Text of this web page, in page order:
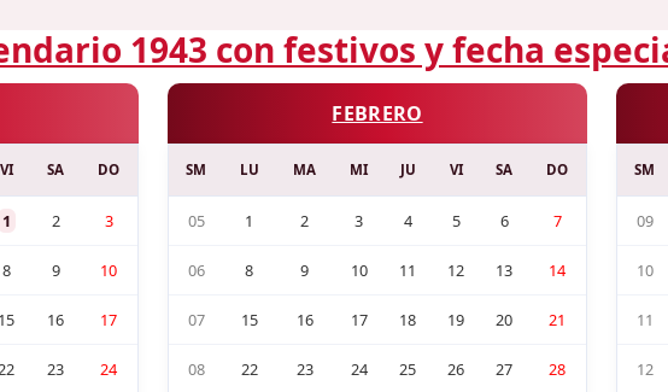
1943 con festivos y fecha
VI SA DO
1 2 3
8 9 10
15 16 17
22 23 24
FEBRERO
SM LU MA MI JU VI SA DO
05 1 2 3 4 5 6 7
06 8 9 10 11 12 13 14
07 15 16 17 18 19 20 21
08 22 23 24 25 26 27 28
SM
09
10
11
12